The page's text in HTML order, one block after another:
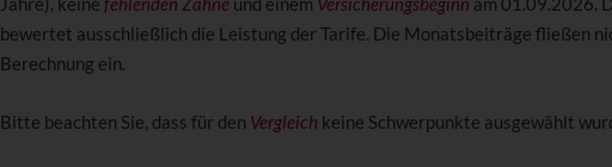
bewertet ausschließlich die Leistung der Tarife. Die Monatsbeiträge fließen
Berechnung ein.
Bitte beachten Sie, dass für den Vergleich keine Schwerpunkte ausgewählt